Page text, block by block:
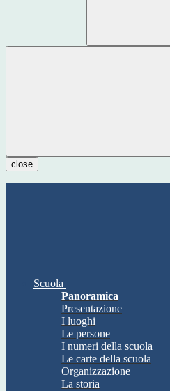
close
Scuola
Panoramica
Presentazione
I luoghi
Le persone
I numeri della scuola
Le carte della scuola
Organizzazione
La storia